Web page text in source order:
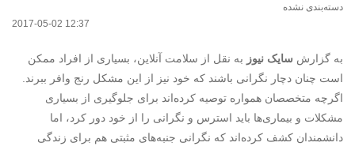
دسته‌بندی نشده
2017-05-02 12:37
به گزارش سایک نیوز به نقل از سلامت آنلاین، بسیاری از افراد ممکن
است چنان دچار نگرانی باشند که خود نیز از این مشکل رنج وافر ببرند.
اگرچه متخصصان همواره توصیه کرده‌اند برای جلوگیری از بسیاری
مشکلات و بیماری‌ها باید استرس و نگرانی را از خود دور کرد، اما
دانشمندان کشف کرده‌اند که نگرانی جنبه‌های مثبتی هم برای زندگی